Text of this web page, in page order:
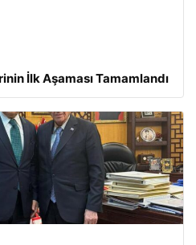
İlk Aşaması Tamamlandı